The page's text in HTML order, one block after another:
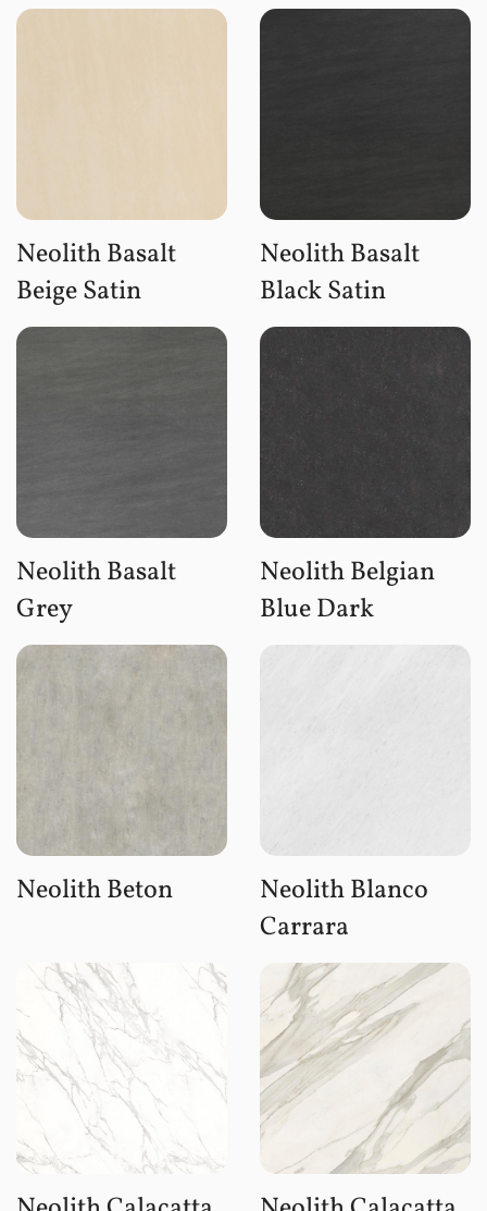
Neolith Basalt
Beige Satin
Neolith Basalt
Black Satin
Neolith Basalt
Grey
Neolith Belgian
Blue Dark
Neolith Beton
Neolith Blanco
Carrara